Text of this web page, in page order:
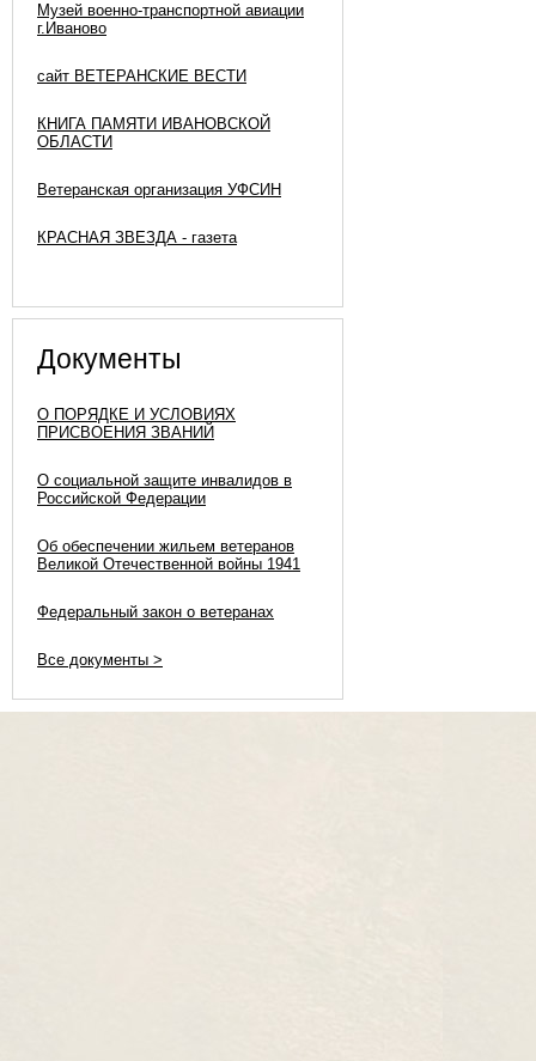
Музей военно-транспортной авиации
г.Иваново
сайт ВЕТЕРАНСКИЕ ВЕСТИ
КНИГА ПАМЯТИ ИВАНОВСКОЙ
ОБЛАСТИ
Ветеранская организация УФСИН
КРАСНАЯ ЗВЕЗДА - газета
Документы
О ПОРЯДКЕ И УСЛОВИЯХ
ПРИСВОЕНИЯ ЗВАНИЙ
О социальной защите инвалидов в
Российской Федерации
Об обеспечении жильем ветеранов
Великой Отечественной войны 1941
Федеральный закон о ветеранах
Все документы >